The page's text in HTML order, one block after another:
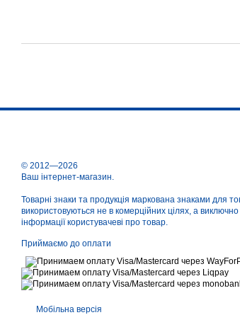
© 2012—2026
Ваш інтернет-магазин.
Товарні знаки та продукція маркована знаками для
використовуються не в комерційних цілях, а
інформації користувачеві про товар.
Приймаємо до оплати
Мобільна версія